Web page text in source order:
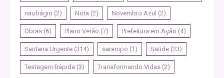
naufrágio (2) Nota (2) Novembro Azul (2)
Obras (6) Plano Verão (7) Prefeitura em Ação (4)
Santana Urgente (314) sarampo (1) Saúde (33)
Testagem Rápida (3) Transformando Vidas (2)